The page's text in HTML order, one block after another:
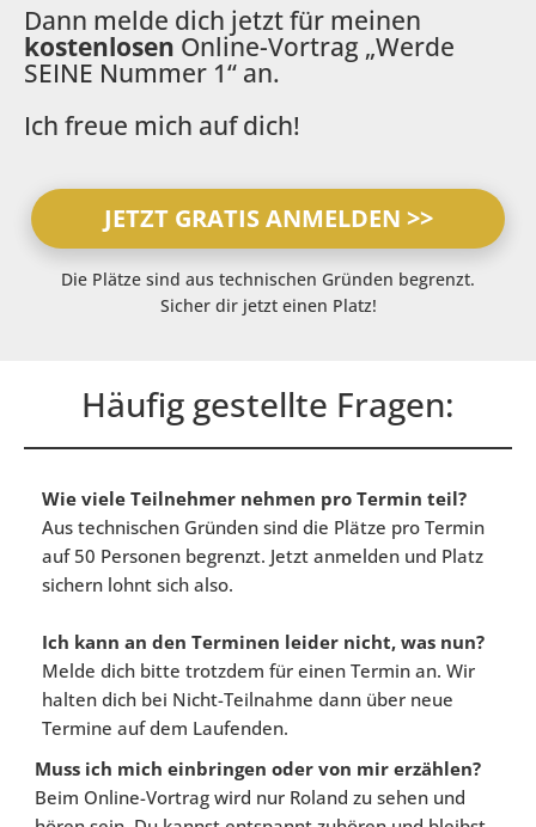
kostenlosen Online-Vortrag „Werde
SEINE Nummer 1“ an.
Ich freue mich auf dich!
JETZT GRATIS ANMELDEN >>
Die Plätze sind aus technischen Gründen begrenzt.
Sicher dir jetzt einen Platz!
Häufig gestellte Fragen:
Wie viele Teilnehmer nehmen pro Termin teil?
Aus technischen Gründen sind die Plätze pro Termin
auf 50 Personen begrenzt. Jetzt anmelden und Platz
sichern lohnt sich also.
Ich kann an den Terminen leider nicht, was nun?
Melde dich bitte trotzdem für einen Termin an. Wir
halten dich bei Nicht-Teilnahme dann über neue
Termine auf dem Laufenden.
Muss ich mich einbringen oder von mir erzählen?
Beim Online-Vortrag wird nur Roland zu sehen und